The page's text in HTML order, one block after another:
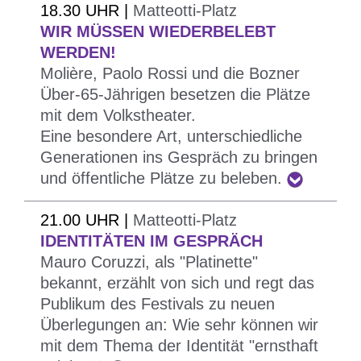
neuen Reisenden möchten die Einwohner der
fremden Orte, ihre Bräuche und Sitten
kennenlernen und die wahre Seite der
besichtigten Gebiete entdecken.
Was bedeutet Tourismus heute und welche Rolle
spielt dabei die Kultur? Wie viele unterschiedliche
Aspekte hat eine Stadt? Und welche Chancen
entstehen dadurch für die Einwohner?Patrizio
Fabrizio Pozzoli (Nazionaler Vizepräsident der
FederCultura Turismo Sport Confcooperative) und
Paolo Pavan(Verkehrsamt der Stadt Bozen)
tauschen unter der Leitung der Travel-Bloggerin
Francesca Campigli ihre Ideen mit dem Publikum
aus.
Ein Projekt der Cooperativa 19 +
Campomarzio
Bolzanism versucht durch eine Untersuchung und
einen direkten Austausch mit den Bürgern und
Bürgerinnen die Geschichte einiger bedeutender
18.30 UHR | Matteotti-Platz
WIR MÜSSEN WIEDERBELEBT
WERDEN!
Molière, Paolo Rossi und die Bozner
Über-65-Jährigen besetzen die Plätze
mit dem Volkstheater.
Eine besondere Art, unterschiedliche
Generationen ins Gespräch zu bringen
und öffentliche Plätze zu beleben.
21.00 UHR | Matteotti-Platz
IDENTITÄTEN IM GESPRÄCH
Mauro Coruzzi, als "Platinette"
bekannt, erzählt von sich und regt das
Publikum des Festivals zu neuen
Überlegungen an: Wie sehr können wir
mit dem Thema der Identität "ernsthaft